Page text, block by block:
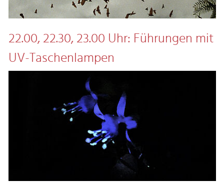
22.00, 22.30, 23.00 Uhr: Führungen mit
UV-Taschenlampen